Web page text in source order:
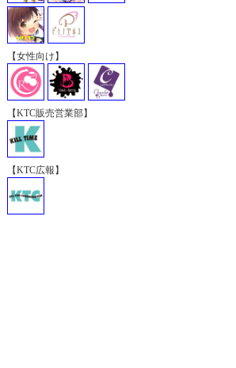
【女性向け】
【KTC販売営業部】
【KTC広報】